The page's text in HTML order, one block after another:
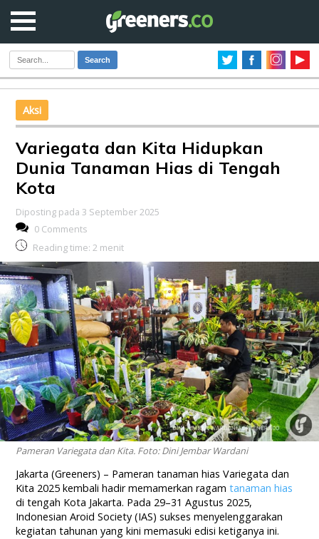
Search
Aksi
Variegata dan Kita Hidupkan
Dunia Tanaman Hias di Tengah
Kota
Diposting pada 3 September 2025
0 Comments
Reading time: 2 menit
Pameran Variegata dan Kita. Foto: Dini Jembar Wardani
Jakarta (Greeners) – Pameran tanaman hias Variegata dan
Kita 2025 kembali hadir memamerkan ragamtanaman hias
di tengah Kota Jakarta. Pada 29–31 Agustus 2025,
Indonesian Aroid Society (IAS) sukses menyelenggarakan
kegiatan tahunan yang kini memasuki edisi ketiganya ini.